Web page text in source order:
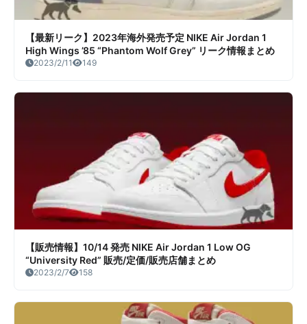
【最新リーク】2023年海外発売予定 NIKE Air Jordan 1
High Wings ’85 “Phantom Wolf Grey” リーク情報まとめ
2023/2/11 149
【販売情報】10/14 発売 NIKE Air Jordan 1 Low OG
“University Red” 販売/定価/販売店舗まとめ
2023/2/7 158